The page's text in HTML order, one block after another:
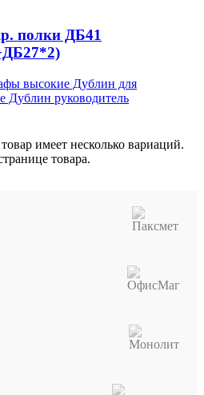
полки ДБ41
высокие Дублин для
руководитель
имеет несколько вариаций.
товара.